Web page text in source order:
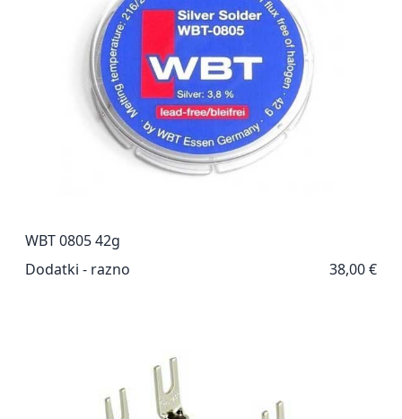
WBT 0805 42g
Dodatki - razno
38,00 €